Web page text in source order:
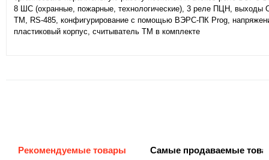
8 ШС (охранные, пожарные, технологические), 3 реле ПЦН, выходы
ТМ, RS-485, конфигурирование с помощью ВЭРС-ПК Prog,
пластиковый корпус, считыватель ТМ в комплекте
Рекомендуемые товары Самые продаваемые